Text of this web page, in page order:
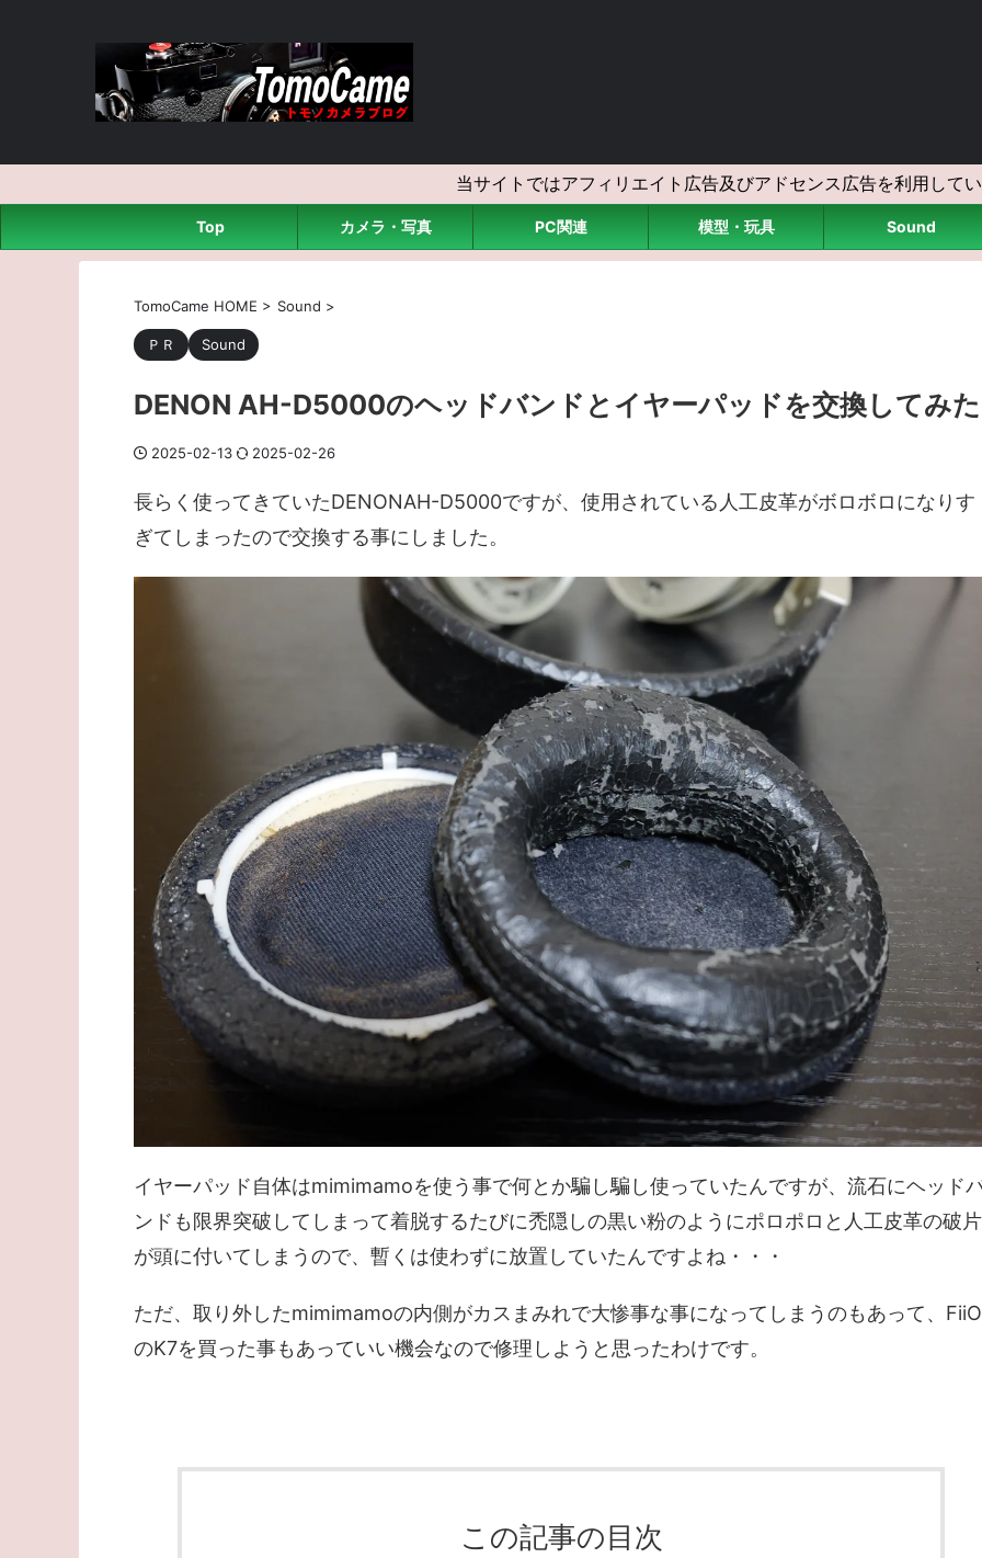
当サイトではアフィリエイト広告及びアドセンス広告を利用して
Top カメラ・写真 PC関連 模型・玩具 Sound
TomoCame HOME > Sound >
ＰＲ Sound
DENON AH-D5000のヘッドバンドとイヤーパッドを交換してみた
2025-02-13 2025-02-26
長らく使ってきていたDENONAH-D5000ですが、使用されている人工皮革がボロボロになりす
ぎてしまったので交換する事にしました。
イヤーパッド自体はmimimamoを使う事で何とか騙し騙し使っていたんですが、流石にヘッド
ンドも限界突破してしまって着脱するたびに禿隠しの黒い粉のようにポロポロと人工皮革の破片
が頭に付いてしまうので、暫くは使わずに放置していたんですよね・・・
ただ、取り外したmimimamoの内側がカスまみれで大惨事な事になってしまうのもあって、FiiO
のK7を買った事もあっていい機会なので修理しようと思ったわけです。
この記事の目次